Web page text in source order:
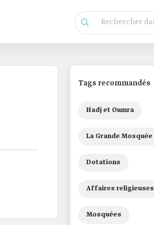
Tags recommandés
Hadj et Oumra
La Grande Mosquée
Dotations
Affaires religieuses
Mosquées